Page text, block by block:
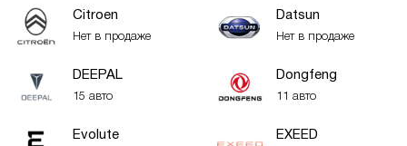
Citroen
Нет в продаже
Datsun
Нет в продаже
DEEPAL
15 авто
Dongfeng
11 авто
Evolute EXEED